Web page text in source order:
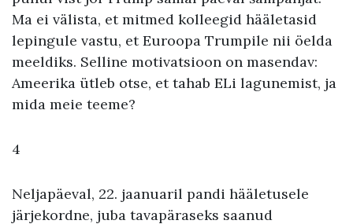
Ma ei välista, et mitmed kolleegid hääletasid
lepingule vastu, et Euroopa Trumpile nii öelda
meeldiks. Selline motivatsioon on masendav:
Ameerika ütleb otse, et tahab ELi lagunemist, ja
mida meie teeme?
4
Neljapäeval, 22. jaanuaril pandi hääletusele
järjekordne, juba tavapäraseks saanud